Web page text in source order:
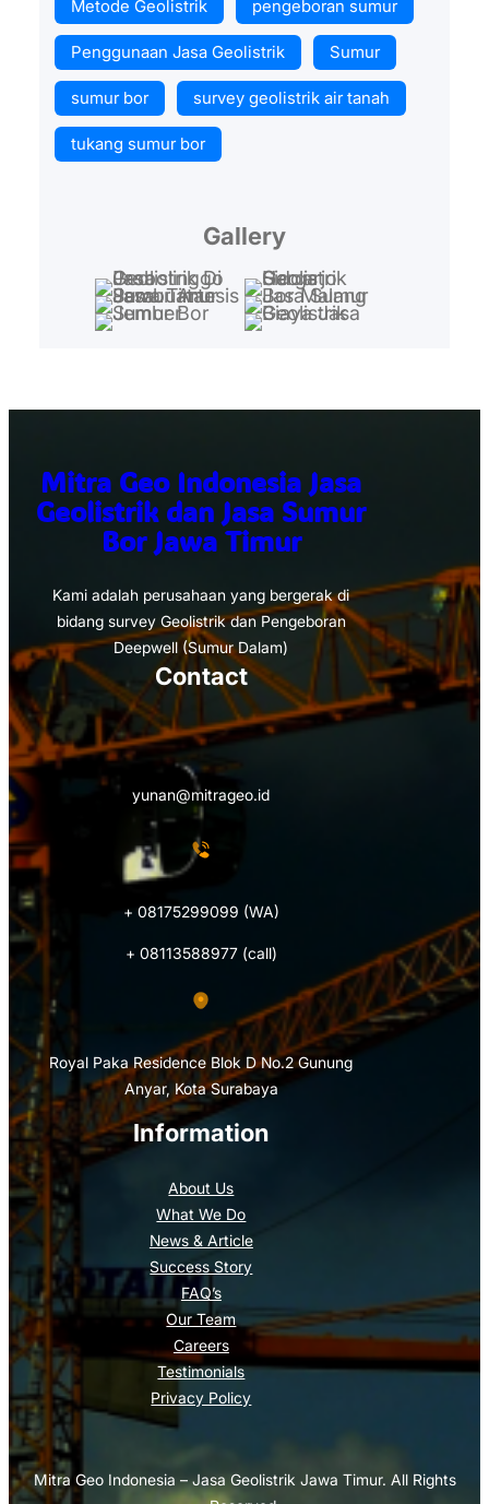
Metode Geolistrik pengeboran sumur
Penggunaan Jasa Geolistrik Sumur
sumur bor survey geolistrik air tanah
tukang sumur bor
Gallery
Mitra Geo Indonesia Jasa
Geolistrik dan Jasa Sumur
Bor Jawa Timur
Kami adalah perusahaan yang bergerak di
bidang survey Geolistrik dan Pengeboran
Deepwell (Sumur Dalam)
Information
About Us
What We Do
News & Article
Success Story
FAQ’s
Our Team
Careers
Testimonials
Privacy Policy
Contact
yunan@mitrageo.id
+ 08175299099 (WA)
+ 08113588977 (call)
Royal Paka Residence Blok D No.2 Gunung
Anyar, Kota Surabaya
Mitra Geo Indonesia – Jasa Geolistrik Jawa Timur. All Rights